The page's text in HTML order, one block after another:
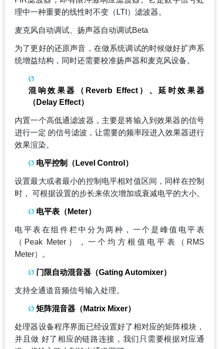
理中一种重要的线性时不变（LTI）滤波器。
麦克风自动调试、扬声器自动调试Beta
为了更好的还原声音，在做系统调试的时候做好扩声系
统增益结构，同时还需要校准扬声器和麦克风设备。
Ø
混响效果器（Reverb Effect）、延时效果器
（Delay Effect）
内置一个高低通滤波器，主要是将输入到效果器的信号
进行一定 的信号滤波，让需要的频率段进入效果器进行
效果渲染。
Ø 电平控制（Level Control）
设置最大或者最小的控制电平相对值区间，同样在控制
时， 可根据设置的步长来依次增加或衰减电平的大小。
Ø 电平表（Meter）
电平表在组件栏中分为两种，一个是峰值电平表
（Peak Meter），一个均方根值电平表（RMS
Meter）。
Ø 门限自动混音器（Gating Automixer）
支持全通道音频信号输入处理。
Ø 矩阵混音器（Matrix Mixer）
处理器设备程序界面已经设置好了相对应的矩阵模块，
并且做 好了相应的链路连接，我们只需要根据对应通